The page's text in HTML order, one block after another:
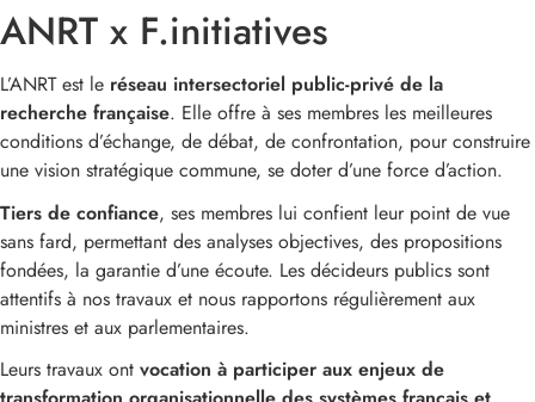
ANRT x F.initiatives
L’ANRT est le réseau intersectoriel public-privé de la
recherche française. Elle offre à ses membres les meilleures
conditions d’échange, de débat, de confrontation, pour construire
une vision stratégique commune, se doter d’une force d’action.
Tiers de confiance, ses membres lui confient leur point de vue
sans fard, permettant des analyses objectives, des propositions
fondées, la garantie d’une écoute. Les décideurs publics sont
attentifs à nos travaux et nous rapportons régulièrement aux
ministres et aux parlementaires.
Leurs travaux ont vocation à participer aux enjeux de